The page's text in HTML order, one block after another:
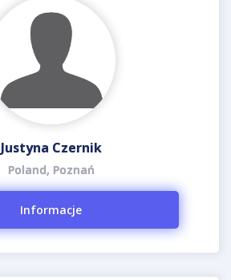
Justyna Czernik
Poland, Poznań
Informacje